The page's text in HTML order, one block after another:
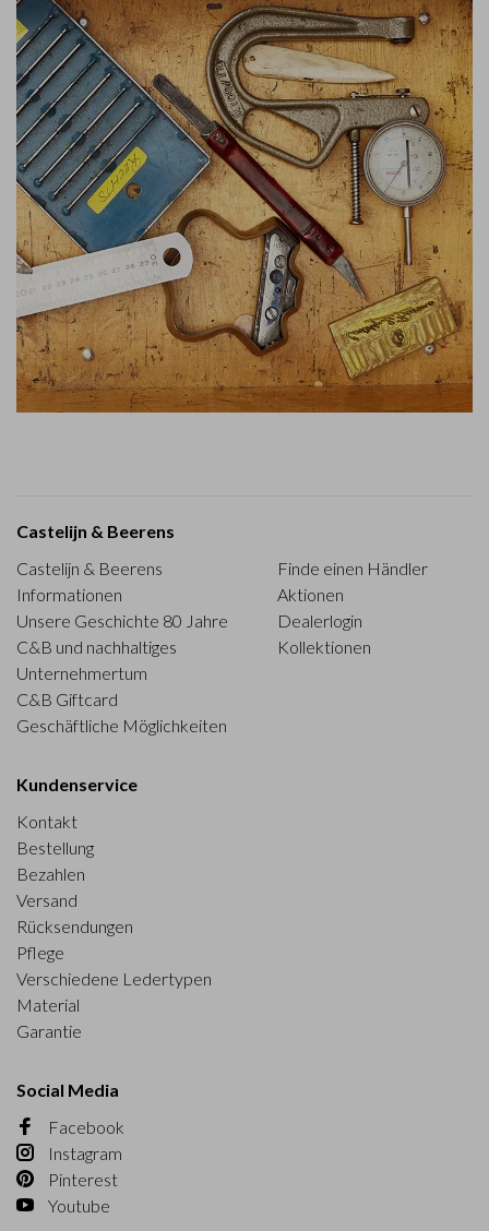
Castelijn & Beerens
Castelijn & Beerens
Informationen
Unsere Geschichte 80 Jahre
C&B und nachhaltiges
Unternehmertum
C&B Giftcard
Geschäftliche Möglichkeiten
Finde einen Händler
Aktionen
Dealerlogin
Kollektionen
Kundenservice
Kontakt
Bestellung
Bezahlen
Versand
Rücksendungen
Pflege
Verschiedene Ledertypen
Material
Garantie
Social Media
Facebook
Instagram
Pinterest
Youtube